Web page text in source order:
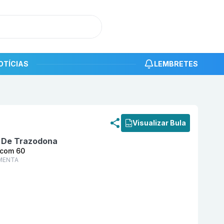
LEMBRETES
Visualizar Bula
Trazodona
60